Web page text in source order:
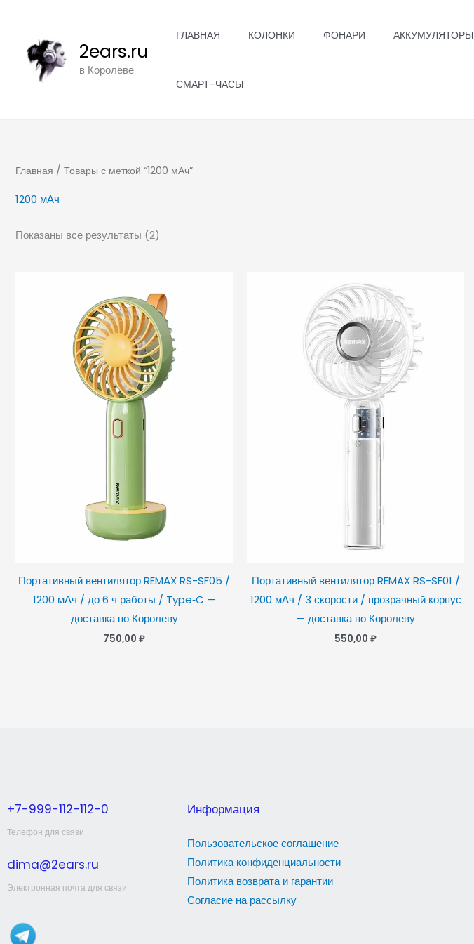
содержимому
2ears.ru
в Королёве
ГЛАВНАЯ КОЛОНКИ ФОНАРИ АККУМУЛЯТОРЫ
СМАРТ-ЧАСЫ
Главная / Товары с меткой “1200 мАч”
1200 мАч
Показаны все результаты (2)
Портативный вентилятор REMAX RS-SF05 /
1200 мАч / до 6 ч работы / Type‑C —
доставка по Королеву
750,00 ₽
Портативный вентилятор REMAX RS-SF01 /
1200 мАч / 3 скорости / прозрачный корпус
— доставка по Королеву
550,00 ₽
+7-999-112-112-0
Телефон для связи
dima@2ears.ru
Электронная почта для связи
Информация
Пользовательское соглашение
Политика конфиденциальности
Политика возврата и гарантии
Согласие на рассылку